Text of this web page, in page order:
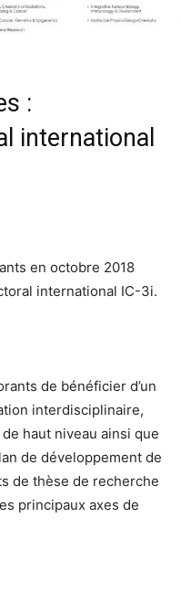
:
international
en octobre 2018
international IC-3i.
de bénéficier d’un
interdisciplinaire,
haut niveau ainsi que
de développement de
de thèse de recherche
principaux axes de